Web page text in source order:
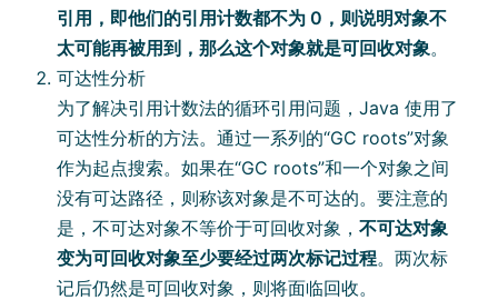
引用，即他们的引用计数都不为 0，则说明对象不
太可能再被用到，那么这个对象就是可回收对象。
可达性分析
为了解决引用计数法的循环引用问题，Java 使用了
可达性分析的方法。通过一系列的“GC roots”对象
作为起点搜索。如果在“GC roots”和一个对象之间
没有可达路径，则称该对象是不可达的。要注意的
是，不可达对象不等价于可回收对象，不可达对象
变为可回收对象至少要经过两次标记过程。两次标
记后仍然是可回收对象，则将面临回收。